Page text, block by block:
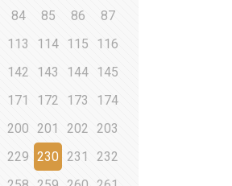
84 85 86
87
113 114 115
116
142 143 144 145
171 172 173
174
200 201 202
203
229 230 231
232